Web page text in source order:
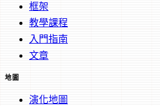
框架
教學課程
入門指南
文章
地圖
演化地圖